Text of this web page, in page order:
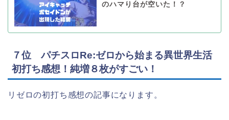
のハマり台が空いた！？
７位 パチスロRe:ゼロから始まる異世界生活
初打ち感想！純増８枚がすごい！
リゼロの初打ち感想の記事になります。